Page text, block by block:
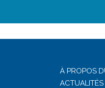
À PROPOS
ACTUALITÉS